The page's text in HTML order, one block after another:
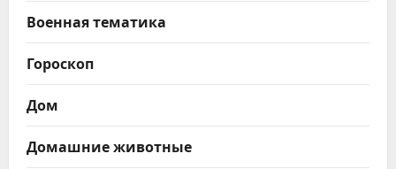
Военная тематика
Гороскоп
Дом
Домашние животные